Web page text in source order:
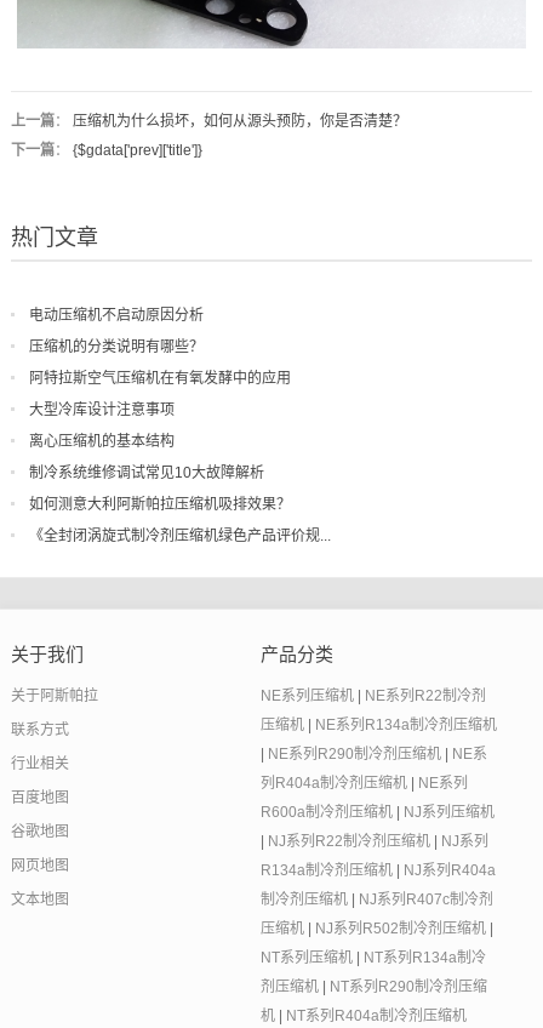
上一篇： 压缩机为什么损坏，如何从源头预防，你是否清楚？
下一篇： {$gdata['prev]['title']}
热门文章
电动压缩机不启动原因分析
压缩机的分类说明有哪些？
阿特拉斯空气压缩机在有氧发酵中的应用
大型冷库设计注意事项
离心压缩机的基本结构
制冷系统维修调试常见10大故障解析
如何测意大利阿斯帕拉压缩机吸排效果？
《全封闭涡旋式制冷剂压缩机绿色产品评价规...
关于我们
关于阿斯帕拉
联系方式
行业相关
百度地图
谷歌地图
网页地图
文本地图
产品分类
NE系列压缩机
NE系列R22制冷剂
压缩机
NE系列R134a制冷剂压缩机
NE系列R290制冷剂压缩机
NE系
列R404a制冷剂压缩机
NE系列
R600a制冷剂压缩机
NJ系列压缩机
NJ系列R22制冷剂压缩机
NJ系列
R134a制冷剂压缩机
NJ系列R404a
制冷剂压缩机
NJ系列R407c制冷剂
压缩机
NJ系列R502制冷剂压缩机
NT系列压缩机
NT系列R134a制冷
剂压缩机
NT系列R290制冷剂压缩
机
NT系列R404a制冷剂压缩机